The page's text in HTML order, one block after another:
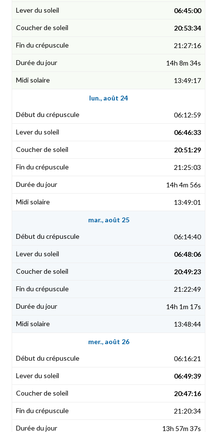
06:45:00
20:53:34
21:27:16
14h 8m 34s
13:49:17
lun., août 24
06:12:59
06:46:33
20:51:29
21:25:03
14h 4m 56s
13:49:01
mar., août 25
06:14:40
06:48:06
20:49:23
21:22:49
14h 1m 17s
13:48:44
mer., août 26
06:16:21
06:49:39
20:47:16
21:20:34
13h 57m 37s